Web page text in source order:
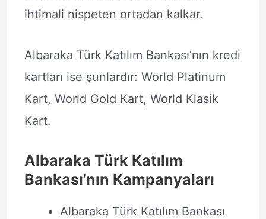
ihtimali nispeten ortadan kalkar.
Albaraka Türk Katılım Bankası’nın kredi
kartları ise şunlardır: World Platinum
Kart, World Gold Kart, World Klasik
Kart.
Albaraka Türk Katılım
Bankası’nın Kampanyaları
Albaraka Türk Katılım Bankası